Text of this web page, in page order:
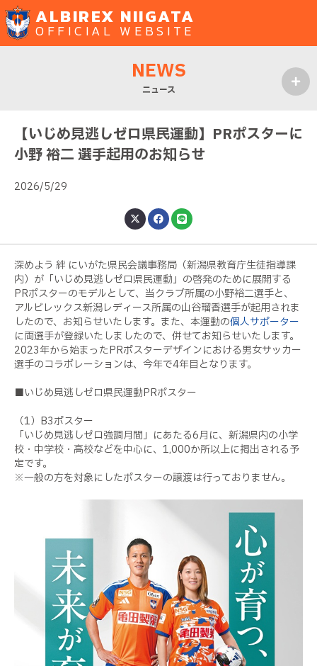
ALBIREX NIIGATA
OFFICIAL WEBSITE
NEWS
ニュース
【いじめ見逃しゼロ県民運動】PRポスターに
小野 裕二 選手起用のお知らせ
2026/5/29
深めよう 絆 にいがた県民会議事務局（新潟県教育庁生徒指導課
内）が「いじめ見逃しゼロ県民運動」の啓発のために展開する
PRポスターのモデルとして、当クラブ所属の小野裕二選手と、
アルビレックス新潟レディース所属の山谷瑠香選手が起用されま
したので、お知らせいたします。また、本運動の個人サポーター
に両選手が登録いたしましたので、併せてお知らせいたします。
2023年から始まったPRポスターデザインにおける男女サッカー
選手のコラボレーションは、今年で4年目となります。
■いじめ見逃しゼロ県民運動PRポスター
（1）B3ポスター
「いじめ見逃しゼロ強調月間」にあたる6月に、新潟県内の小学
校・中学校・高校などを中心に、1,000か所以上に掲出される予
定です。
※一般の方を対象にしたポスターの譲渡は行っておりません。